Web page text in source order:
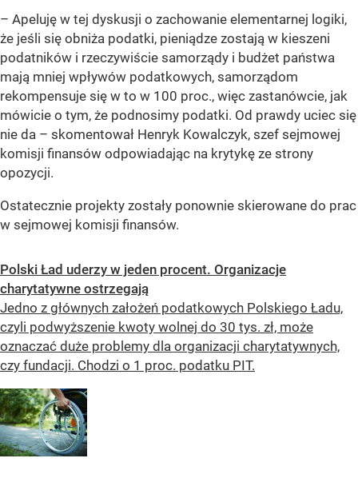
– Apeluję w tej dyskusji o zachowanie elementarnej logiki,
że jeśli się obniża podatki, pieniądze zostają w kieszeni
podatników i rzeczywiście samorządy i budżet państwa
mają mniej wpływów podatkowych, samorządom
rekompensuje się w to w 100 proc., więc zastanówcie, jak
mówicie o tym, że podnosimy podatki. Od prawdy uciec się
nie da – skomentował Henryk Kowalczyk, szef sejmowej
komisji finansów odpowiadając na krytykę ze strony
opozycji.
Ostatecznie projekty zostały ponownie skierowane do prac
w sejmowej komisji finansów.
Polski Ład uderzy w jeden procent. Organizacje
charytatywne ostrzegają
Jedno z głównych założeń podatkowych Polskiego Ładu,
czyli podwyższenie kwoty wolnej do 30 tys. zł, może
oznaczać duże problemy dla organizacji charytatywnych,
czy fundacji. Chodzi o 1 proc. podatku PIT.